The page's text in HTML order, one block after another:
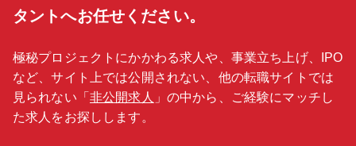
タントへお任せください。
極秘プロジェクトにかかわる求人や、事業立ち上げ、IPO
など、サイト上では公開されない、他の転職サイトでは
見られない「 非公開求人 」の中から、ご経験にマッチし
た求人をお探しします。